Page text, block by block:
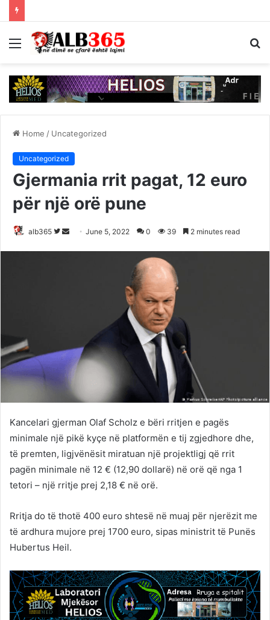
Menu
Home / Uncategorized
Uncategorized
Gjermania rrit pagat, 12 euro
për një orë pune
alb365
Follow
Send June 5, 2022 0 39 2 minutes read
Kancelari gjerman Olaf Scholz e bëri rritjen e pagës
minimale një pikë kyçe në platformën e tij zgjedhore dhe,
të premten, ligjvënësit miratuan një projektligj që rrit
pagën minimale në 12 € (12,90 dollarë) në orë që nga 1
tetori – një rritje prej 2,18 € në orë.
Rritja do të thotë 400 euro shtesë në muaj për njerëzit me
të ardhura mujore prej 1700 euro, sipas ministrit të Punës
Hubertus Heil.